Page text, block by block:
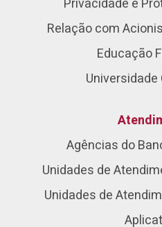
Privacidade e
Relação com
Educação
Agências do
Unidades de
Unidades de